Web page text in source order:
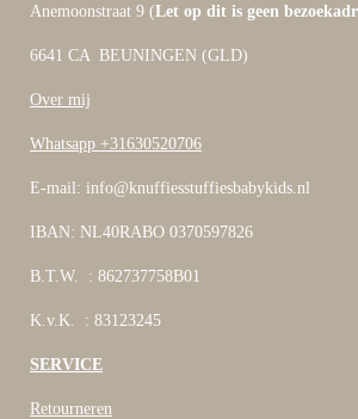
Anemoonstraat 9 (Let op dit is geen
6641 CA BEUNINGEN (GLD)
Over mij
Whatsapp +31630520706
E-mail: info@knuffiesstuffiesbabykids.nl
IBAN: NL40RABO 0370597826
B.T.W. : 862737758B01
K.v.K. : 83123245
SERVICE
Retourneren